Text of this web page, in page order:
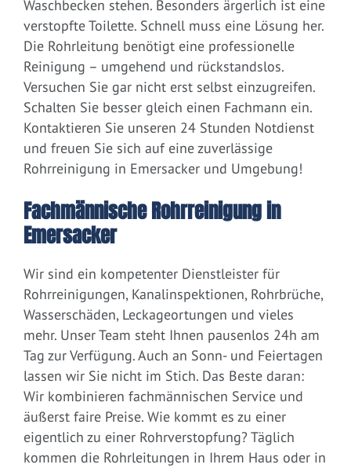
Waschbecken stehen. Besonders ärgerlich ist eine
verstopfte Toilette. Schnell muss eine Lösung her.
Die Rohrleitung benötigt eine professionelle
Reinigung – umgehend und rückstandslos.
Versuchen Sie gar nicht erst selbst einzugreifen.
Schalten Sie besser gleich einen Fachmann ein.
Kontaktieren Sie unseren 24 Stunden Notdienst
und freuen Sie sich auf eine zuverlässige
Rohrreinigung in Emersacker und Umgebung!
Fachmännische Rohrreinigung in
Emersacker
Wir sind ein kompetenter Dienstleister für
Rohrreinigungen, Kanalinspektionen, Rohrbrüche,
Wasserschäden, Leckageortungen und vieles
mehr. Unser Team steht Ihnen pausenlos 24h am
Tag zur Verfügung. Auch an Sonn- und Feiertagen
lassen wir Sie nicht im Stich. Das Beste daran:
Wir kombinieren fachmännischen Service und
äußerst faire Preise. Wie kommt es zu einer
eigentlich zu einer Rohrverstopfung? Täglich
kommen die Rohrleitungen in Ihrem Haus oder in